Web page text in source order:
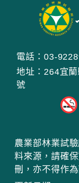
電話：03-
地址：264宜
號
農業部林業試
料來源，請確
刪，亦不得作